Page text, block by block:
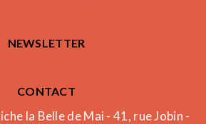
NEWSLETTER
CONTACT
la Belle de Mai - 41, rue Jobin -